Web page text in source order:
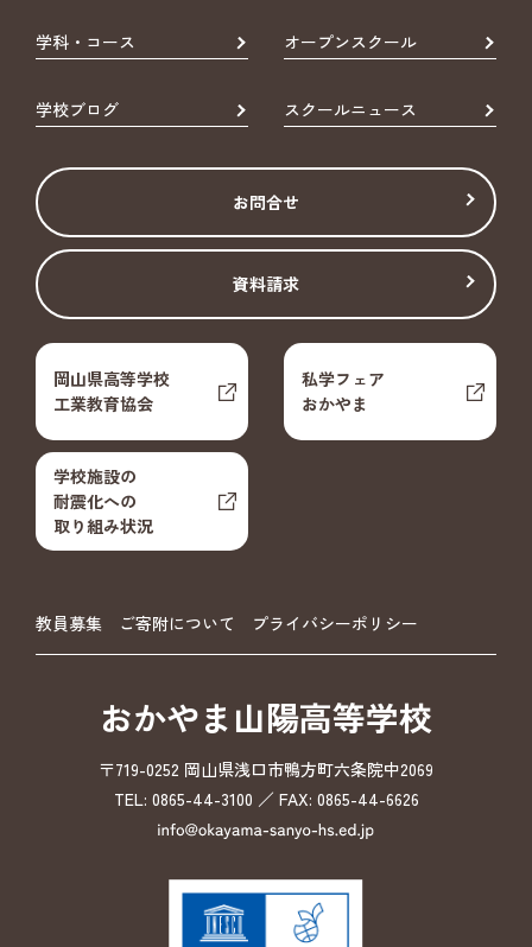
学科・コース オープンスクール
学校ブログ スクールニュース
お問合せ
資料請求
岡山県高等学校
工業教育協会
私学フェア
おかやま
学校施設の
耐震化への
取り組み状況
教員募集 ご寄附について プライバシーポリシー
おかやま山陽高等学校
〒719-0252 岡山県浅口市鴨方町六条院中2069
TEL: 0865-44-3100 ／ FAX: 0865-44-6626